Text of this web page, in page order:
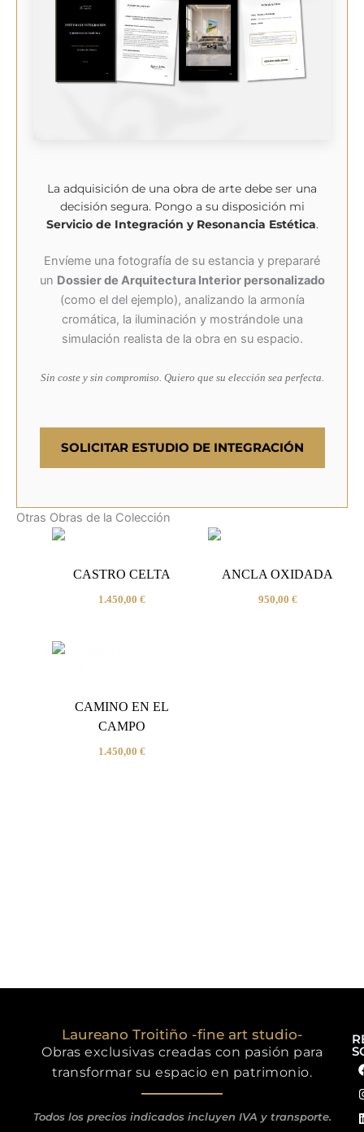
La adquisición de una obra de arte debe ser una
decisión segura. Pongo a su disposición mi
Servicio de Integración y Resonancia Estética.
Envíeme una fotografía de su estancia y prepararé
un Dossier de Arquitectura Interior personalizado
(como el del ejemplo), analizando la armonía
cromática, la iluminación y mostrándole una
simulación realista de la obra en su espacio.
Sin coste y sin compromiso. Quiero que su elección sea perfecta.
SOLICITAR ESTUDIO DE INTEGRACIÓN
Otras Obras de la Colección
CASTRO CELTA
1.450,00 €
ANCLA OXIDADA
950,00 €
CAMINO EN EL
CAMPO
1.450,00 €
Laureano Troitiño -fine art studio-
Obras exclusivas creadas con pasión para
transformar su espacio en patrimonio.
Todos los precios indicados incluyen IVA y transporte.